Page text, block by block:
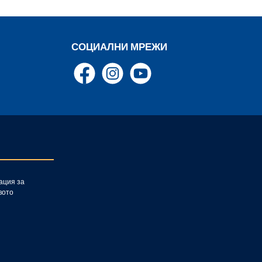
СОЦИАЛНИ МРЕЖИ
Facebook Instagram YouTube
за